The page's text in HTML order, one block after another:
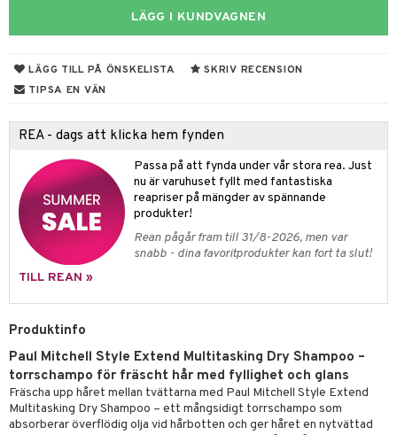
LÄGG I KUNDVAGNEN
LÄGG TILL PÅ ÖNSKELISTA
SKRIV RECENSION
TIPSA EN VÄN
REA - dags att klicka hem fynden
Passa på att fynda under vår stora rea. Just
nu är varuhuset fyllt med fantastiska
reapriser på mängder av spännande
produkter!
Rean pågår fram till 31/8-2026, men var
snabb - dina favoritprodukter kan fort ta slut!
TILL REAN »
Produktinfo
Paul Mitchell Style Extend Multitasking Dry Shampoo –
torrschampo för fräscht hår med fyllighet och glans
Fräscha upp håret mellan tvättarna med Paul Mitchell Style Extend
Multitasking Dry Shampoo – ett mångsidigt torrschampo som
absorberar överflödig olja vid hårbotten och ger håret en nytvättad
makeup remover
& Highlighter
Dagcreme
/ Kajal
up
& tvål
Set
& Baby
spray
de cologne
de parfum
de toilettetrimmers
produkter
utan sol
utan sol
& tvål
shave balm
shave lotion
de cologne
de toilette
10
1: Rengöring
svar